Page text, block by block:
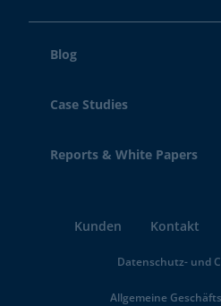
Blog
Case Studies
Reports & White Papers
Kunden Kontakt
Datenschutz- und
Allgemeine